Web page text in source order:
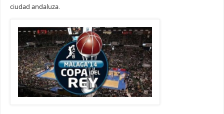
ciudad andaluza.